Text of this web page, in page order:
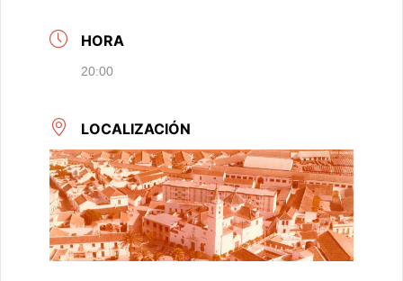
HORA
20:00
LOCALIZACIÓN